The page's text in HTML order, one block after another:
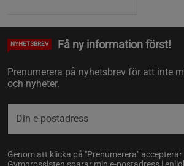
NYHETSBREV Få ny information först!
Prenumerera på nyhetsbrev för att inte
och nyheter.
Genom att klicka på "Prenumerera"
Gymgrossisten sparar min e-postadress i